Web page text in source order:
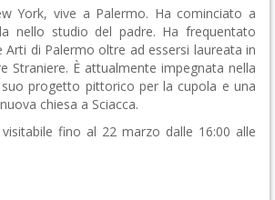
York, vive a Palermo. Ha cominciato a
nello studio del padre. Ha frequentato
Arti di Palermo oltre ad essersi laureata in
Straniere. È attualmente impegnata nella
progetto pittorico per la cupola e una
chiesa a Sciacca.
fino al 22 marzo dalle 16:00 alle